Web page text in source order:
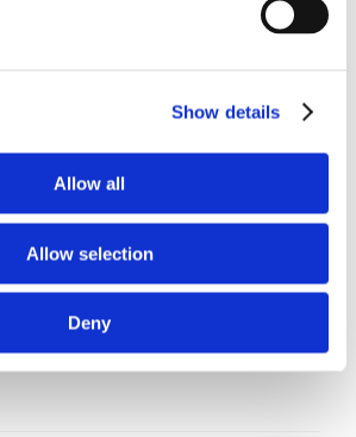
Show details
Allow all
Allow selection
Deny
surrogazione legale e
del 29 maggio 2026 della
rilievo teorico e pratico
obbligazioni solidali passive: il
di [...]